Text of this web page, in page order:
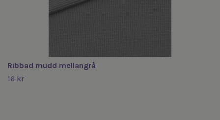
Ribbad mudd mellangrå
16 kr